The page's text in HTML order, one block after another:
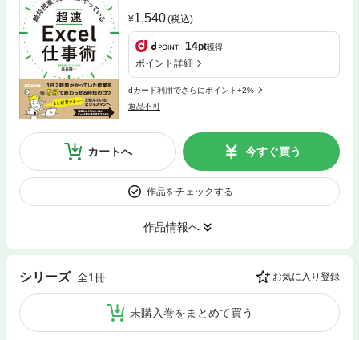
1,540(税込)
14pt獲得
ポイント詳細
dカード利用でさらにポイント+2%
返品不可
カートへ 今すぐ買う
作品をチェックする
作品情報へ
シリーズ 全1冊 お気に入り登録
未購入巻をまとめて買う